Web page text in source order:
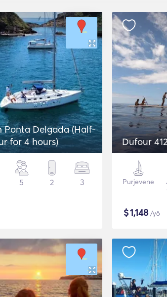
Ponta Delgada (Half-
for 4 hours)
5 2 3
Dufour
Purjevene
$1,148/yö